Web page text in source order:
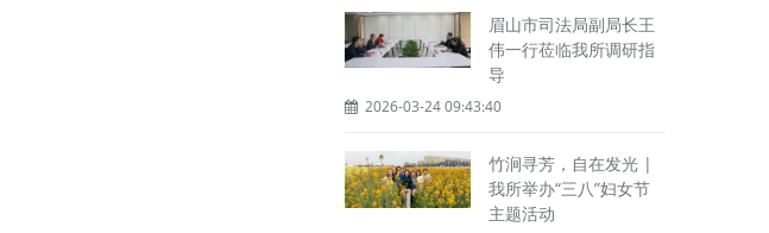
眉山市司法局副局长王
伟一行莅临我所调研指
导
2026-03-24 09:43:40
竹涧寻芳，自在发光 |
我所举办“三八”妇女节
主题活动